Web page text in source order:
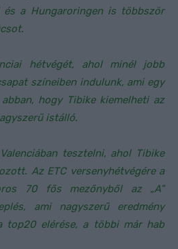
a Hungaroringen is többször
hétvégét, ahol minél jobb
színeiben indulunk, ami egy
hogy Tibike kiemelheti az
istálló.
tesztelni, ahol Tibike
Az ETC versenyhétvégére a
70 fős mezőnyből az „A”
ami nagyszerű eredmény
top20 elérése, a többi már hab